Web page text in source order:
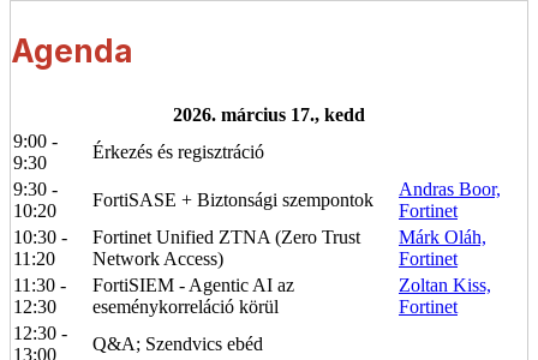
Agenda
2026. március 17., kedd
9:00 -
9:30
Érkezés és regisztráció
9:30 -
10:20
FortiSASE + Biztonsági szempontok
Andras Boor,
Fortinet
10:30 -
11:20
Fortinet Unified ZTNA (Zero Trust
Network Access)
Márk Oláh,
Fortinet
11:30 -
12:30
FortiSIEM - Agentic AI az
eseménykorreláció körül
Zoltan Kiss,
Fortinet
12:30 -
13:00
Q&A; Szendvics ebéd